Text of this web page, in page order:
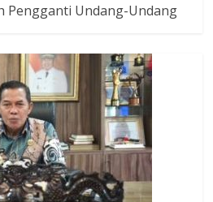
Pengganti Undang-Undang